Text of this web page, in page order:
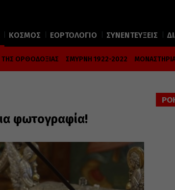
ΚΟΣΜΟΣ ΕΟΡΤΟΛΟΓΙΟ ΣΥΝΕΝΤΕΥΞΕΙΣ
ΤΗΣ ΟΡΘΟΔΟΞΙΑΣ ΣΜΥΡΝΗ 1922-2022
φωτογραφία!